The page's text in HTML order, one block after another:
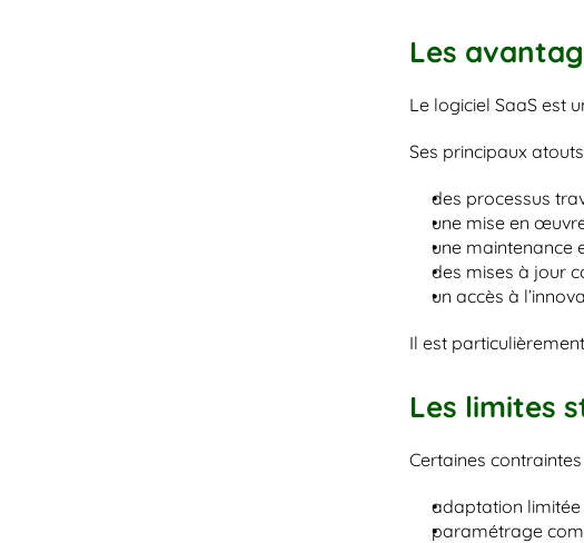
Les
Le logiciel SaaS est
Ses principaux
des processus
une mise en
une maintenance
des mises à jour
un accès à
Il est
Les limites
Certaines
adaptation limitée
paramétrage